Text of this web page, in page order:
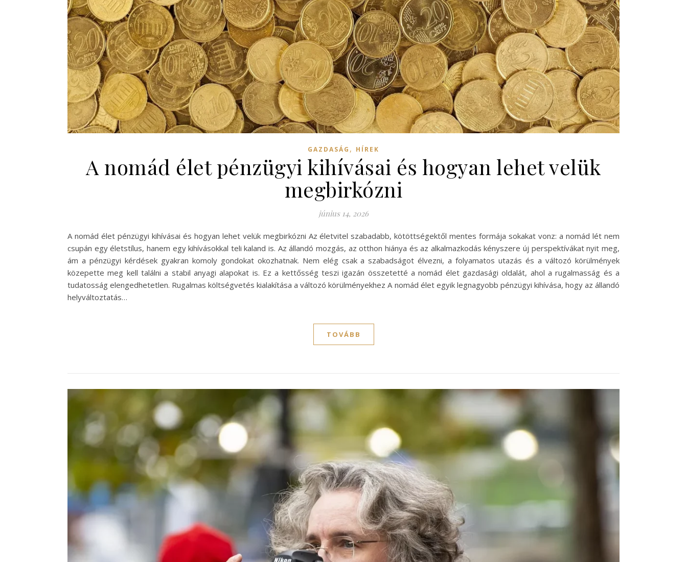
GAZDASÁG , HÍREK
A nomád élet pénzügyi kihívásai és hogyan lehet velük
megbirkózni
június 14, 2026
A nomád élet pénzügyi kihívásai és hogyan lehet velük megbirkózni Az életvitel szabadabb, kötöttségektől mentes formája sokakat vonz: a nomád lét nem
csupán egy életstílus, hanem egy kihívásokkal teli kaland is. Az állandó mozgás, az otthon hiánya és az alkalmazkodás kényszere új perspektívákat nyit meg,
ám a pénzügyi kérdések gyakran komoly gondokat okozhatnak. Nem elég csak a szabadságot élvezni, a folyamatos utazás és a változó körülmények
közepette meg kell találni a stabil anyagi alapokat is. Ez a kettősség teszi igazán összetetté a nomád élet gazdasági oldalát, ahol a rugalmasság és a
tudatosság elengedhetetlen. Rugalmas költségvetés kialakítása a változó körülményekhez A nomád élet egyik legnagyobb pénzügyi kihívása, hogy az állandó
helyváltoztatás…
TOVÁBB